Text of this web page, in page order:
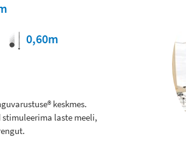
0,60m
keskmes.
laste meeli,